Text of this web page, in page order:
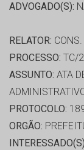
ADVOGADO(S):
RELATOR:
PROCESSO: TC/
ASSUNTO: ATA
PROTOCOLO:
ORGÃO: